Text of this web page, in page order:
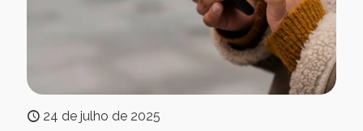
24 de julho de 2025